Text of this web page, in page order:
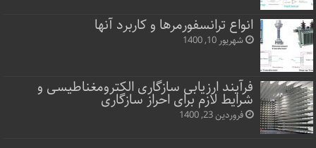
انواع ترانسفورمرها و کاربرد آنها
شهریور 10, 1400
فرآیند ارزیابی سازگاری الکترومغناطیسی و
شرایط لازم برای احراز سازگاری
فروردین 23, 1400